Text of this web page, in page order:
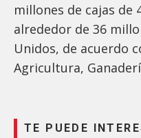
millones de cajas de
alrededor de 36
Unidos, de acuerdo
Agricultura,
TE PUEDE